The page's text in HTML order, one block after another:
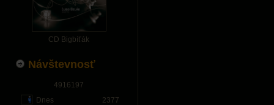
CD Bigbíťák
Návštevnosť
4916197
Dnes
2377